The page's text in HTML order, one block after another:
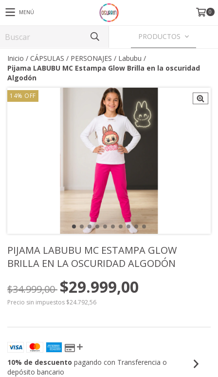
MENÚ 0
PRODUCTOS
Inicio / CÁPSULAS / PERSONAJES / Labubu /
Pijama LABUBU MC Estampa Glow Brilla en la oscuridad
Algodón
14% OFF
PIJAMA LABUBU MC ESTAMPA GLOW
BRILLA EN LA OSCURIDAD ALGODÓN
$34.999,00 $29.999,00
Precio sin impuestos $24.792,56
10% de descuento pagando con Transferencia o
depósito bancario